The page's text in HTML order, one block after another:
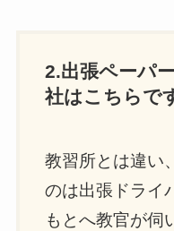
2.出張ペーパ
社はこちらで
教習所とは違い
のは出張ドライ
もとへ教官が伺